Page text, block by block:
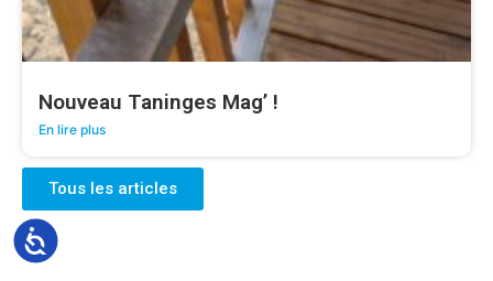
Accessibilité
Nouveau Taninges Mag’ !
En lire plus
Tous les articles